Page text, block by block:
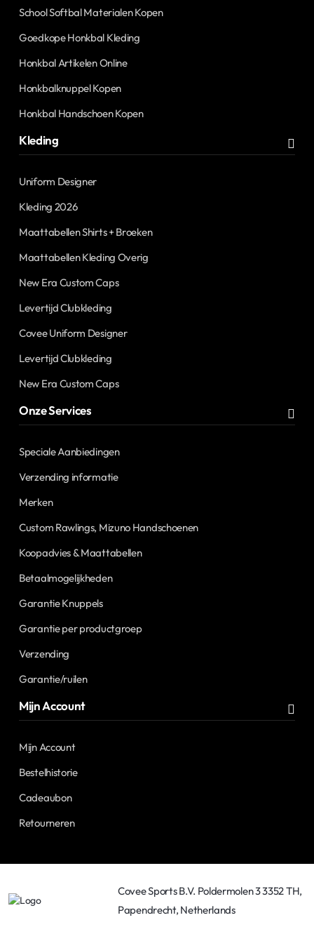
School Softbal Materialen Kopen
Goedkope Honkbal Kleding
Honkbal Artikelen Online
Honkbalknuppel Kopen
Honkbal Handschoen Kopen
Kleding
Uniform Designer
Kleding 2026
Maattabellen Shirts + Broeken
Maattabellen Kleding Overig
New Era Custom Caps
Levertijd Clubkleding
Covee Uniform Designer
Levertijd Clubkleding
New Era Custom Caps
Onze Services
Speciale Aanbiedingen
Verzending informatie
Merken
Custom Rawlings, Mizuno Handschoenen
Koopadvies & Maattabellen
Betaalmogelijkheden
Garantie Knuppels
Garantie per productgroep
Verzending
Garantie/ruilen
Mijn Account
Mijn Account
Bestelhistorie
Cadeaubon
Retourneren
Covee Sports B.V. Poldermolen 3 3352 TH,
Papendrecht, Netherlands